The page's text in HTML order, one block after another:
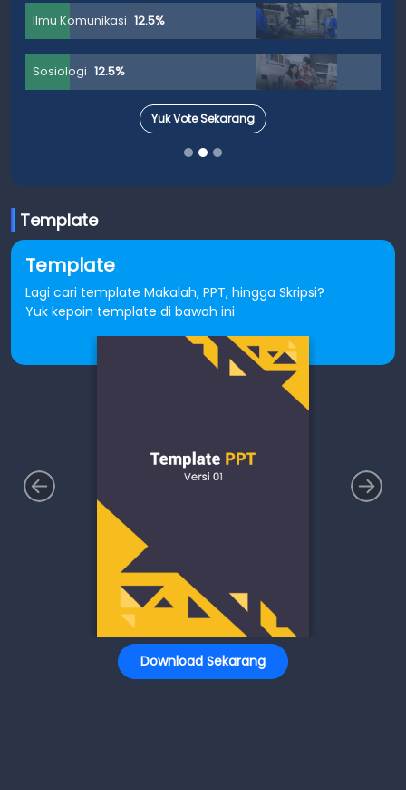
Ilmu Komunikasi 12.5%
Sosiologi 12.5%
Yuk Vote Sekarang
Template
Template
Lagi cari template Makalah, PPT, hingga Skripsi?
Yuk kepoin template di bawah ini
Download Sekarang